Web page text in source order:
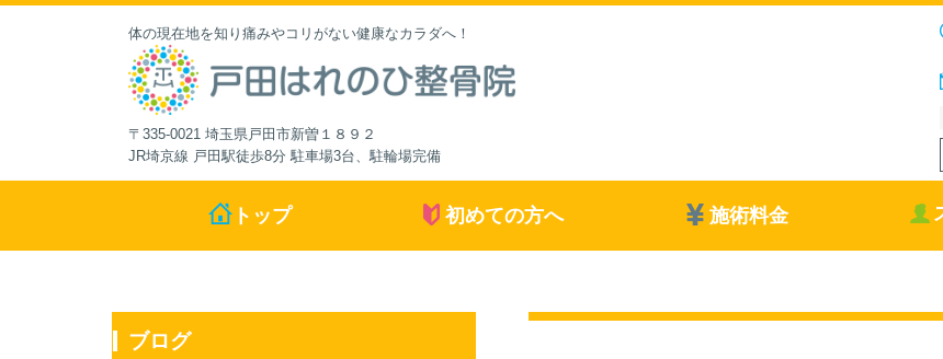
体の現在地を知り痛みやコリがない健康なカラダへ！
〒335-0021 埼玉県戸田市新曽１８９２
JR埼京線 戸田駅徒歩8分 駐車場3台、駐輪場完備
トップ 初めての方へ 施術料金
ブログ